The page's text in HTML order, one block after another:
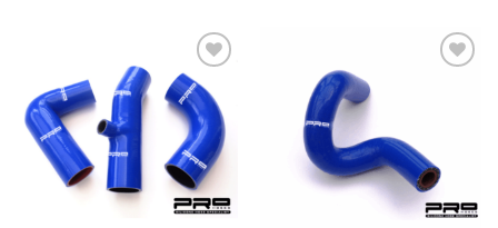
Las
opciones
se
pueden
variantes.
opciones
pueden
Añadir
a la
lista de
deseos